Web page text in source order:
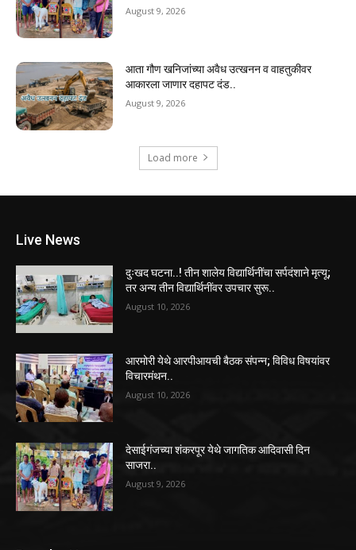
August 9, 2026
आता गौण खनिजांच्या अवैध उत्खनन व वाहतुकीवर
आकारला जाणार दहापट दंड..
August 9, 2026
Load more
Live News
दुःखद घटना..! तीन शालेय विद्यार्थिनींचा सर्पदंशाने मृत्यू;
तर अन्य तीन विद्यार्थिनींवर उपचार सुरू..
August 10, 2026
आरमोरी येथे आरपीआयची बैठक संपन्न; विविध विषयांवर
विचारमंथन..
August 10, 2026
देसाईगंजच्या शंकरपूर येथे जागतिक आदिवासी दिन
साजरा..
August 9, 2026